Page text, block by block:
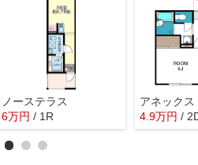
ノーステラス
6万円 / 1R
アネックス
4.9万円 /